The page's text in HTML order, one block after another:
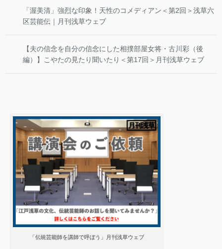
「渥美清」強烈な印象！天性のコメディアン＜第2回＞浅草六
区芸能伝｜月刊浅草ウェブ
【夫の信念を自分の信念にした相撲部屋女将・古川彩（後
編）】こやたの見たり聞いたり＜第17回＞月刊浅草ウェブ
「伝統芸能師を講師で呼ぼう」月刊浅草ウェブ